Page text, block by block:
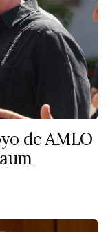
de AMLO